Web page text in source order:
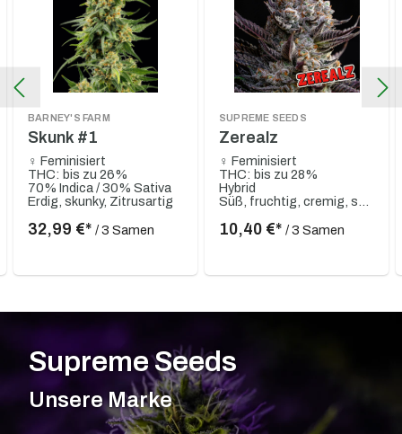
BARNEY'S FARM
Skunk #1
♀ Feminisiert
THC: bis zu 26%
70% Indica / 30% Sativa
Erdig, skunky, Zitrusartig
32,99 €* / 3 Samen
SUPREME SEEDS
Zerealz
♀ Feminisiert
THC: bis zu 28%
Hybrid
10,40 €* / 3 Samen
Supreme Seeds
Unsere Marke